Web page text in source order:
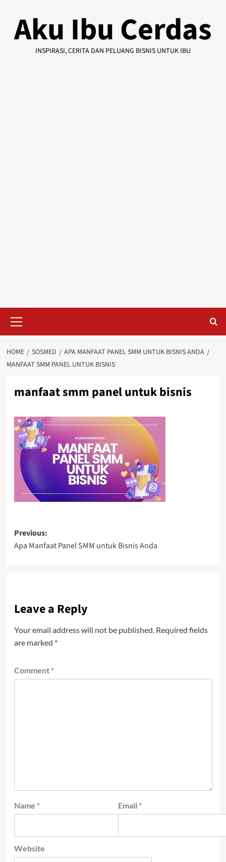
contentAku Ibu Cerdas
INSPIRASI, CERITA DAN PELUANG BISNIS UNTUK IBU
Menu
HOME SOSMED
APA MANFAAT PANEL SMM UNTUK BISNIS ANDA
MANFAAT SMM PANEL UNTUK BISNIS
manfaat smm panel untuk bisnis
Post
navigation
Previous:
Apa Manfaat Panel SMM untuk Bisnis Anda
Leave a Reply
Your email address will not be published. Required fields
are marked *
Comment *
Name * Email *
Website